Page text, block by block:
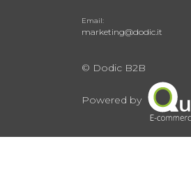
Email:
marketing@dodic.it
© Dodic B2B
Powered by